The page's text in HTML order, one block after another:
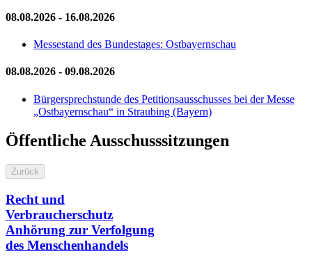
08.08.2026 - 16.08.2026
Messestand des Bundestages: Ostbayernschau
08.08.2026 - 09.08.2026
Bürgersprechstunde des Petitionsausschusses bei der Messe
„Ostbayernschau“ in Straubing (Bayern)
Öffentliche Ausschusssitzungen
Zurück
Recht und
Verbraucherschutz
Anhörung zur Verfolgung
des Menschenhandels